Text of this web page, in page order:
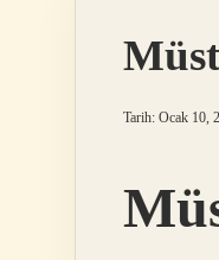
Tarih: Ocak 10,